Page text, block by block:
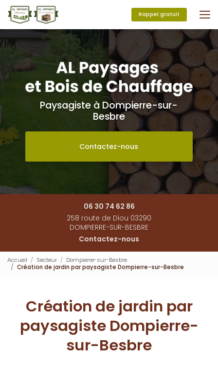
Aller
au
contenu
principal
Rappel gratuit
Paysagiste à Dompierre-sur-
Besbre
Contactez-nous
06 30 74 62 86
258 route de Diou 03290
DOMPIERRE-SUR-BESBRE
Contactez-nous
Accueil Secteur
Dompierre-sur-Besbre
Création de jardin par paysagiste Dompierre-sur-Besbre
Création de jardin par
paysagiste Dompierre-
sur-Besbre